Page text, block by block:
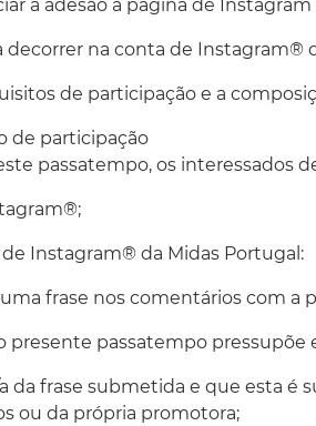
a adesão à página de
decorrer na conta de
de participação e a
de participação
passatempo, os interessados
de Instagram® da Midas Portugal:
frase nos comentários com a
presente passatempo
a da frase submetida e que esta
ou da própria promotora;